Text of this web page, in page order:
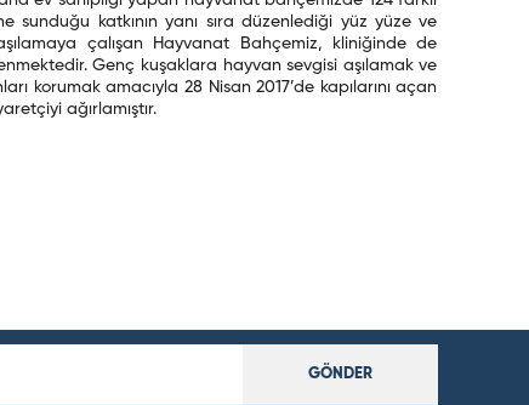
sunduğu katkının yanı sıra düzenlediği yüz yüze ve
çalışan Hayvanat Bahçemiz, kliniğinde de
Genç kuşaklara hayvan sevgisi aşılamak ve
korumak amacıyla 28 Nisan 2017’de kapılarını açan
ağırlamıştır.
GÖNDER